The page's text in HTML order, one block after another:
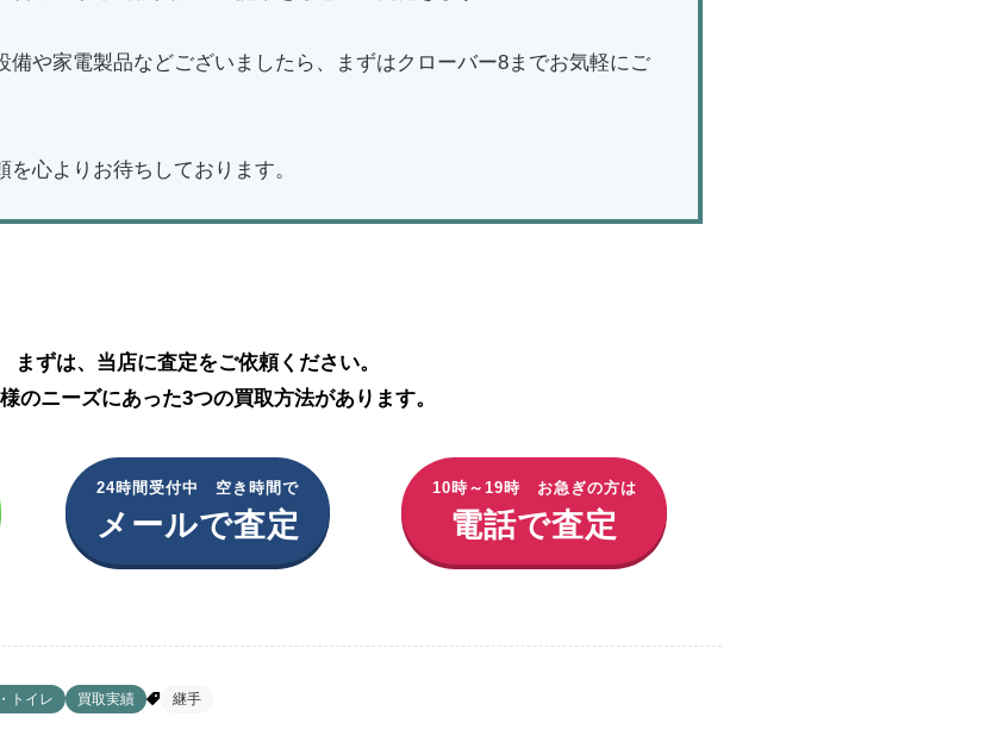
備や家電製品などございましたら、まずはクローバー8までお気軽にご
心よりお待ちしております。
まずは、当店に査定をご依頼ください。
のニーズにあった3つの買取方法があります。
24時間受付中 空き時間で
メールで査定
10時～19時 お急ぎの方は
電話で査定
トイレ 買取実績 継手